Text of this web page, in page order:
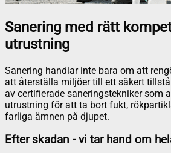
Sanering med rätt
utrustning
Sanering handlar inte bara om att
att återställa miljöer till ett säkert
av certifierade saneringstekniker som
utrustning för att ta bort fukt,
farliga ämnen på djupet.
Efter skadan - vi tar hand om